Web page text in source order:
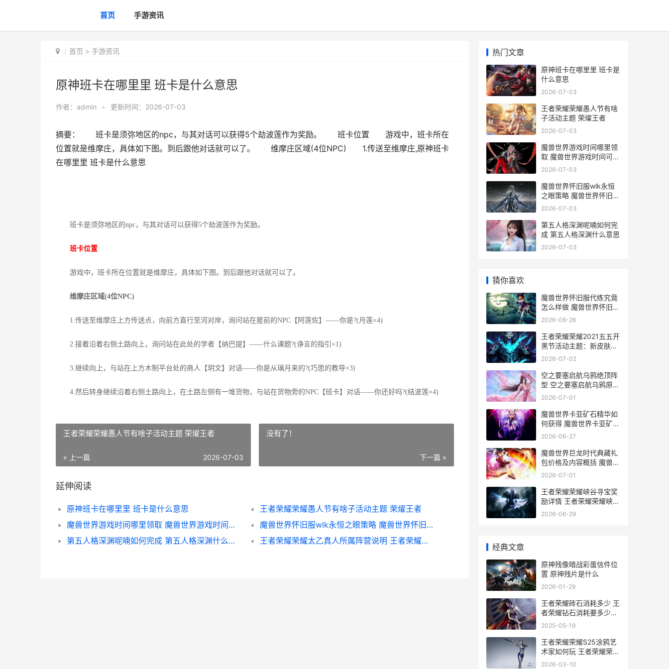
首页 手游资讯
首页 > 手游资讯
原神班卡在哪里里 班卡是什么意思
作者： admin • 更新时间：2026-07-03
摘要： 班卡是须弥地区的npc，与其对话可以获得5个劫波莲作为奖励。 班卡位置 游戏中，班卡所在
位置就是维摩庄，具体如下图。到后跟他对话就可以了。 维摩庄区域(4位NPC) 1.传送至维摩庄,原神班卡
在哪里里 班卡是什么意思
班卡是须弥地区的npc，与其对话可以获得5个劫波莲作为奖励。
班卡位置
游戏中，班卡所在位置就是维摩庄，具体如下图。到后跟他对话就可以了。
维摩庄区域(4位NPC)
1.传送至维摩庄上方传送点，向前方直行至河对岸，询问站在屋前的NPC【阿莲佐】——你是?(月莲×4)
2.接着沿着右侧土路向上，询问站在此处的学者【纳巴提】——什么课题?(诤言的指引×1)
3.继续向上，与站在上方木制平台处的商人【玥文】对话——你是从璃月来的?(巧思的教导×3)
4.然后转身继续沿着右侧土路向上，在土路左侧有一堆货物，与站在货物旁的NPC【班卡】对话——你还好吗?(结波莲×4)
王者荣耀荣耀愚人节有啥子活动主题 荣燿王者
« 上一篇 2026-07-03
没有了！
下一篇 »
延伸阅读
原神班卡在哪里里 班卡是什么意思
王者荣耀荣耀愚人节有啥子活动主题 荣燿王者
魔兽世界游戏时间哪里领取 魔兽世界游戏时间可以暂停嘛
魔兽世界怀旧服wlk永恒之眼策略 魔兽世界怀旧服plus
第五人格深渊呢喃如何完成 第五人格深渊什么意思
王者荣耀荣耀太乙真人所属阵营说明 王者荣耀太华
热门文章
原神班卡在哪里里 班卡是
什么意思
2026-07-03
王者荣耀荣耀愚人节有啥
子活动主题 荣燿王者
2026-07-03
魔兽世界游戏时间哪里领
取 魔兽世界游戏时间可以
暂停嘛
2026-07-03
魔兽世界怀旧服wlk永恒
之眼策略 魔兽世界怀旧服
plus
2026-07-03
第五人格深渊呢喃如何完
成 第五人格深渊什么意思
2026-07-03
猜你喜欢
魔兽世界怀旧服代练究竟
怎么样做 魔兽世界怀旧服
直升
2026-06-26
王者荣耀荣耀2021五五开
黑节活动主题：新皮肤
+神奇商店+珍宝阁+返场
2026-07-02
空之要塞启航乌鸦绝顶阵
型 空之要塞启航乌鸦原型
机
2026-07-01
魔兽世界卡亚矿石精华如
何获得 魔兽世界卡亚矿石
精华有什么用
2026-06-27
魔兽世界巨龙时代典藏礼
包价格及内容概括 魔兽世
界巨龙时代团本
2026-07-01
王者荣耀荣耀峡谷寻宝奖
励详情 王者荣耀荣耀峡谷
荣耀领袖
2026-06-29
经典文章
原神残像暗战彩蛋信件位
置 原神残片是什么
2026-01-29
王者荣耀砖石消耗多少 王
者荣耀钻石消耗要多少钻
石
2025-05-19
王者荣耀荣耀S25涂鸦艺
术家如何玩 王者荣耀荣耀
称号哪个含金量最高
2026-03-10